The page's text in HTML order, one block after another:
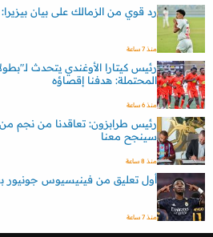
رد قوي من الزمالك على بيان
منذ 7 ساعة
رئيس كيتارا الأوغندي يتحدث
المحتملة: هدفنا إقصاؤه
منذ 6 ساعة
رئيس طرابزون: تعاقدنا من نجم
سينجح معنا
منذ 8 ساعة
أول تعليق من فينيسيوس جونيور
منذ 7 ساعة